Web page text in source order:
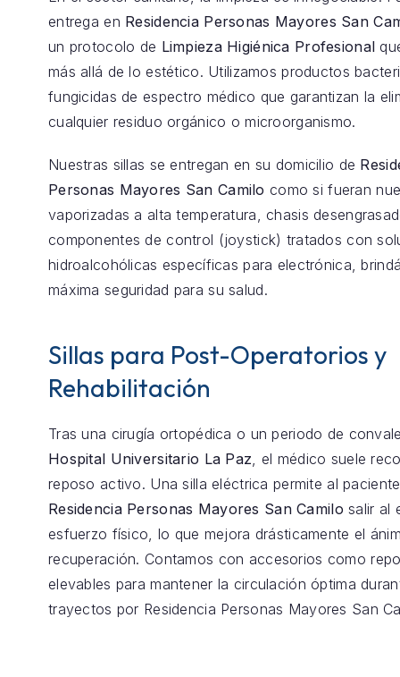
entrega en Residencia Personas Mayores San
un protocolo de Limpieza Higiénica Profesional
más allá de lo estético. Utilizamos productos
fungicidas de espectro médico que garantizan la
cualquier residuo orgánico o microorganismo.
Nuestras sillas se entregan en su domicilio de
Personas Mayores San Camilo como si fueran
vaporizadas a alta temperatura, chasis
componentes de control (joystick) tratados con
hidroalcohólicas específicas para electrónica,
máxima seguridad para su salud.
Sillas para Post-Operatorios y
Rehabilitación
Tras una cirugía ortopédica o un periodo de
Hospital Universitario La Paz, el médico suele
reposo activo. Una silla eléctrica permite al
Residencia Personas Mayores San Camilo salir al
esfuerzo físico, lo que mejora drásticamente el
recuperación. Contamos con accesorios como
elevables para mantener la circulación óptima
trayectos por Residencia Personas Mayores San